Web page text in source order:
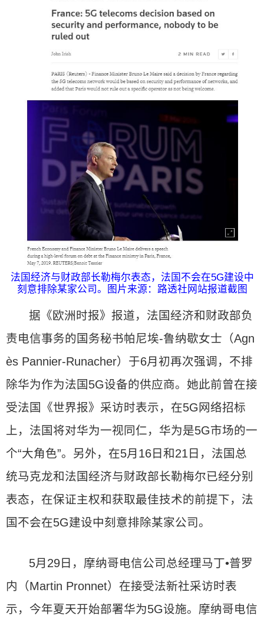
法国经济与财政部长勒梅尔表态，法国不会在5G建设中
刻意排除某家公司。图片来源：路透社网站报道截图
据《欧洲时报》报道，法国经济和财政部负
责电信事务的国务秘书帕尼埃-鲁纳歇女士（Agn
ès Pannier-Runacher）于6月初再次强调，不排
除华为作为法国5G设备的供应商。她此前曾在接
受法国《世界报》采访时表示，在5G网络招标
上，法国将对华为一视同仁，华为是5G市场的一
个“大角色”。另外，在5月16日和21日，法国总
统马克龙和法国经济与财政部长勒梅尔已经分别
表态，在保证主权和获取最佳技术的前提下，法
国不会在5G建设中刻意排除某家公司。
5月29日，摩纳哥电信公司总经理马丁•普罗
内（Martin Pronnet）在接受法新社采访时表
示，今年夏天开始部署华为5G设施。摩纳哥电信